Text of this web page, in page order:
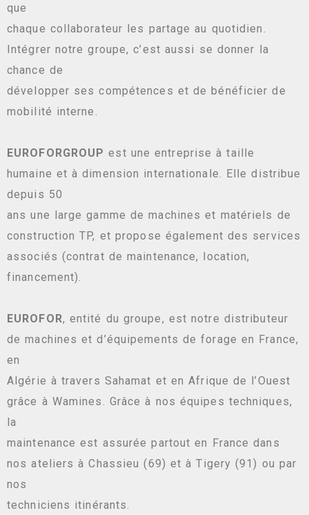
que
chaque collaborateur les partage au quotidien.
Intégrer notre groupe, c’est aussi se donner la
chance de
développer ses compétences et de bénéficier de
mobilité interne.
EUROFORGROUP est une entreprise à taille
humaine et à dimension internationale. Elle distribue
depuis 50
ans une large gamme de machines et matériels de
construction TP, et propose également des services
associés (contrat de maintenance, location,
financement).
EUROFOR, entité du groupe, est notre distributeur
de machines et d’équipements de forage en France,
en
Algérie à travers Sahamat et en Afrique de l’Ouest
grâce à Wamines. Grâce à nos équipes techniques,
la
maintenance est assurée partout en France dans
nos ateliers à Chassieu (69) et à Tigery (91) ou par
nos
techniciens itinérants.